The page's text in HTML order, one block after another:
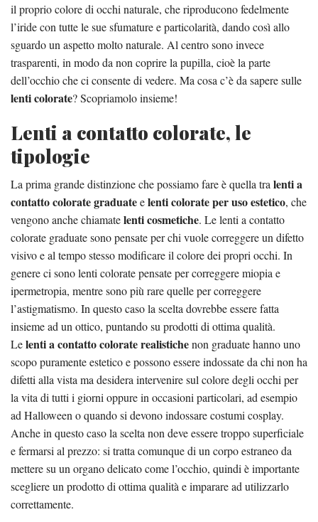
il proprio colore di occhi naturale, che riproducono fedelmente
l’iride con tutte le sue sfumature e particolarità, dando così allo
sguardo un aspetto molto naturale. Al centro sono invece
trasparenti, in modo da non coprire la pupilla, cioè la parte
dell’occhio che ci consente di vedere. Ma cosa c’è da sapere sulle
lenti colorate? Scopriamolo insieme!
Lenti a contatto colorate, le
tipologie
La prima grande distinzione che possiamo fare è quella tra lenti a
contatto colorate graduateelenti colorate per uso estetico, che
vengono anche chiamatelenti cosmetiche. Le lenti a contatto
colorate graduate sono pensate per chi vuole correggere un difetto
visivo e al tempo stesso modificare il colore dei propri occhi. In
genere ci sono lenti colorate pensate per correggere miopia e
ipermetropia, mentre sono più rare quelle per correggere
l’astigmatismo. In questo caso la scelta dovrebbe essere fatta
insieme ad un ottico, puntando su prodotti di ottima qualità.
Lelenti a contatto colorate realistichenon graduate hanno uno
scopo puramente estetico e possono essere indossate da chi non ha
difetti alla vista ma desidera intervenire sul colore degli occhi per
la vita di tutti i giorni oppure in occasioni particolari, ad esempio
ad Halloween o quando si devono indossare costumi cosplay.
Anche in questo caso la scelta non deve essere troppo superficiale
e fermarsi al prezzo: si tratta comunque di un corpo estraneo da
mettere su un organo delicato come l’occhio, quindi è importante
scegliere un prodotto di ottima qualità e imparare ad utilizzarlo
correttamente.